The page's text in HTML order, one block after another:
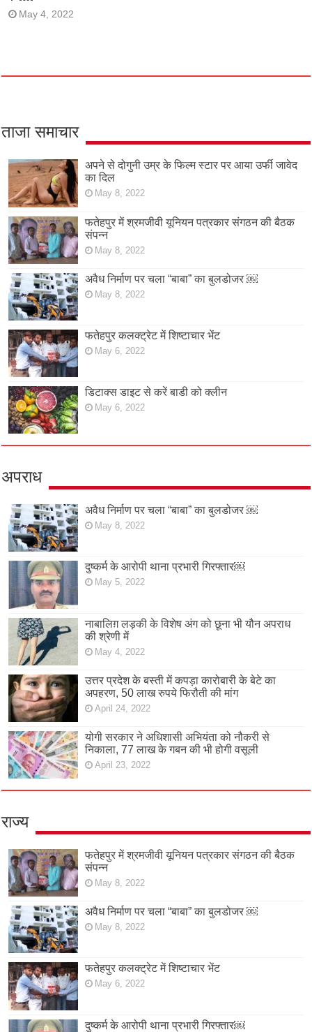
May 4, 2022
ताजा समाचार
अपने से दोगुनी उम्र के फिल्म स्टार पर आया उर्फी जावेद
का दिल
May 8, 2022
फतेहपुर में श्रमजीवी यूनियन पत्रकार संगठन की बैठक
संपन्न
May 8, 2022
अवैध निर्माण पर चला “बाबा” का बुलडोजर ￼
May 8, 2022
फतेहपुर कलक्ट्रेट में शिष्टाचार भेंट
May 6, 2022
डिटाक्स डाइट से करें बाडी को क्लीन
May 6, 2022
अपराध
अवैध निर्माण पर चला “बाबा” का बुलडोजर ￼
May 8, 2022
दुष्कर्म के आरोपी थाना प्रभारी गिरफ्तार￼
May 5, 2022
नाबालिग़ लड़की के विशेष अंग को छूना भी यौन अपराध
की श्रेणी में
May 4, 2022
उत्तर प्रदेश के बस्ती में कपड़ा कारोबारी के बेटे का
अपहरण, 50 लाख रुपये फिरौती की मांग
April 24, 2022
योगी सरकार ने अधिशासी अभियंता को नौकरी से
निकाला, 77 लाख के गबन की भी होगी वसूली
April 23, 2022
राज्य
फतेहपुर में श्रमजीवी यूनियन पत्रकार संगठन की बैठक
संपन्न
May 8, 2022
अवैध निर्माण पर चला “बाबा” का बुलडोजर ￼
May 8, 2022
फतेहपुर कलक्ट्रेट में शिष्टाचार भेंट
May 6, 2022
दुष्कर्म के आरोपी थाना प्रभारी गिरफ्तार￼